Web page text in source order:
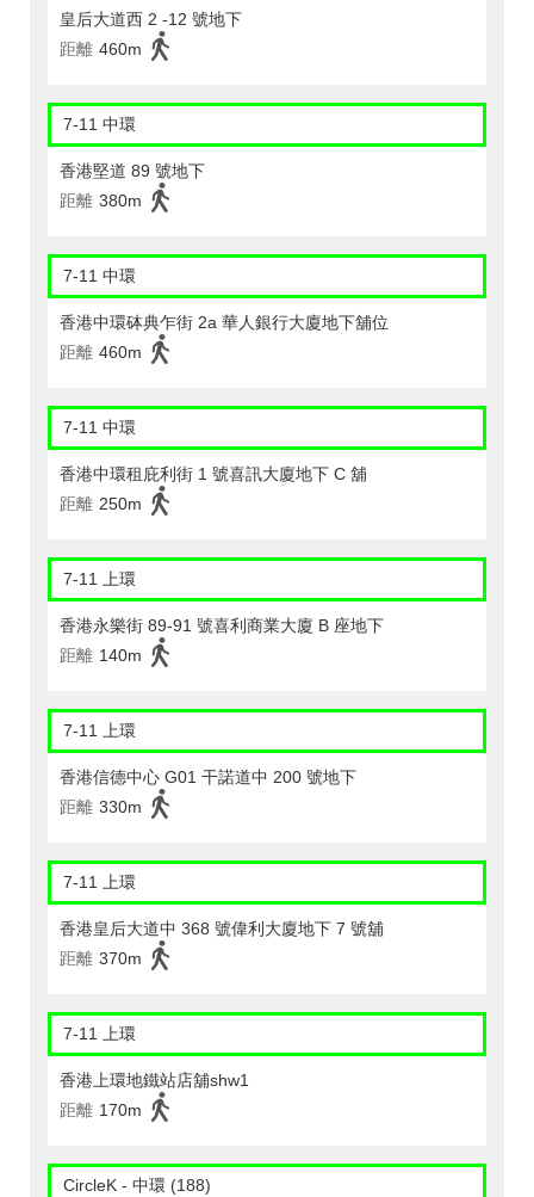
皇后大道西 2 -12 號地下
距離 460m
7-11 中環
香港堅道 89 號地下
距離 380m
7-11 中環
香港中環砵典乍街 2a 華人銀行大廈地下舖位
距離 460m
7-11 中環
香港中環租庇利街 1 號喜訊大廈地下 C 舖
距離 250m
7-11 上環
香港永樂街 89-91 號喜利商業大廈 B 座地下
距離 140m
7-11 上環
香港信德中心 G01 干諾道中 200 號地下
距離 330m
7-11 上環
香港皇后大道中 368 號偉利大廈地下 7 號舖
距離 370m
7-11 上環
香港上環地鐵站店舖shw1
距離 170m
CircleK - 中環 (188)